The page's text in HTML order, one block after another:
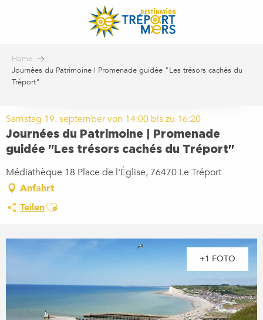
Home
Journées du Patrimoine | Promenade guidée "Les trésors cachés du
Tréport"
Samstag 19. september von 14:00 bis zu 16:20
Journées du Patrimoine | Promenade
guidée "Les trésors cachés du Tréport"
Médiathèque 18 Place de l'Église, 76470 Le Tréport
Anfahrt
TeilenAjouter aux favoris
+1 FOTO